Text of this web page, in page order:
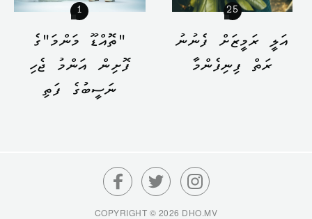
1
"ތޮއްޑޫ މަންމަ"ގެ
ފޮށިން އަންމު ޖެހި
ނަސީބުގެ ފަތި
25
އަލީ ރަމީޒަށް ފެނުނު
ރަތް ފިނިފެންމާ
COPYRIGHT © 2026 DHO.MV